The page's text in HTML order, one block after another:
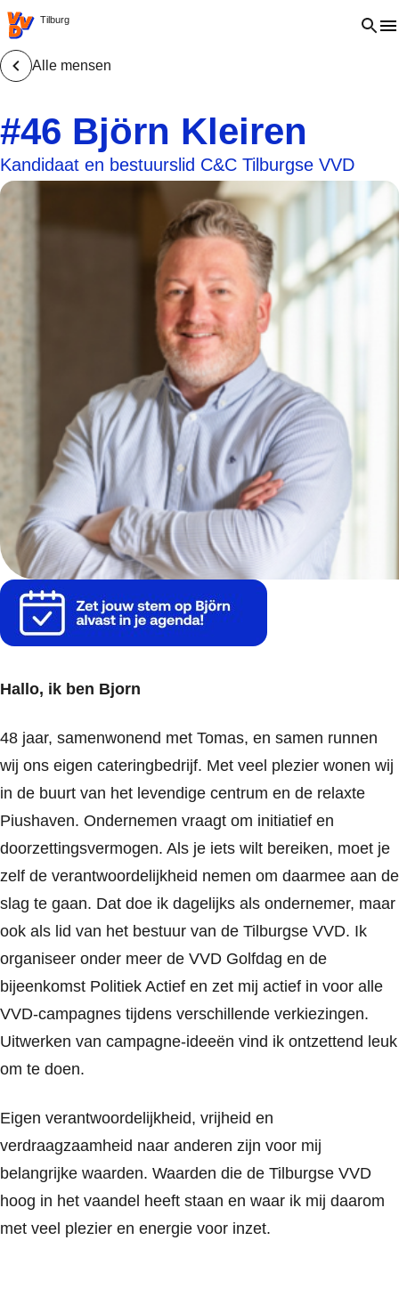
VVD.nl - Ga naar de homepage
Tilburg Open
Alle mensen
#46 Björn Kleiren
Kandidaat en bestuurslid C&C Tilburgse VVD
Hallo, ik ben Bjorn
48 jaar, samenwonend met Tomas, en samen runnen
wij ons eigen cateringbedrijf. Met veel plezier wonen wij
in de buurt van het levendige centrum en de relaxte
Piushaven. Ondernemen vraagt om initiatief en
doorzettingsvermogen. Als je iets wilt bereiken, moet je
zelf de verantwoordelijkheid nemen om daarmee aan de
slag te gaan. Dat doe ik dagelijks als ondernemer, maar
ook als lid van het bestuur van de Tilburgse VVD. Ik
organiseer onder meer de VVD Golfdag en de
bijeenkomst Politiek Actief en zet mij actief in voor alle
VVD-campagnes tijdens verschillende verkiezingen.
Uitwerken van campagne-ideeën vind ik ontzettend leuk
om te doen.
Eigen verantwoordelijkheid, vrijheid en
verdraagzaamheid naar anderen zijn voor mij
belangrijke waarden. Waarden die de Tilburgse VVD
hoog in het vaandel heeft staan en waar ik mij daarom
met veel plezier en energie voor inzet.